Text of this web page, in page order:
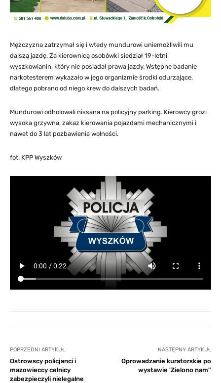
Mężczyzna zatrzymał się i wtedy mundurowi uniemożliwili mu
dalszą jazdę. Za kierownicą osobówki siedział 19-letni
wyszkowianin, który nie posiadał prawa jazdy. Wstępne badanie
narkotesterem wykazało w jego organizmie środki odurzające,
dlatego pobrano od niego krew do dalszych badań.
Mundurowi odholowali nissana na policyjny parking. Kierowcy grozi
wysoka grzywna, zakaz kierowania pojazdami mechanicznymi i
nawet do 3 lat pozbawienia wolności.
fot. KPP Wyszków
POPRZEDNI ARTYKUŁ
Ostrowscy policjanci i
mazowieccy celnicy
zabezpieczyli nielegalne
NASTĘPNY ARTYKUŁ
Oprowadzanie kuratorskie po
wystawie 'Zielono nam”